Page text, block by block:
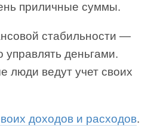
приличные суммы.
стабильности —
управлять деньгами.
люди ведут учет своих
доходов и расходов.